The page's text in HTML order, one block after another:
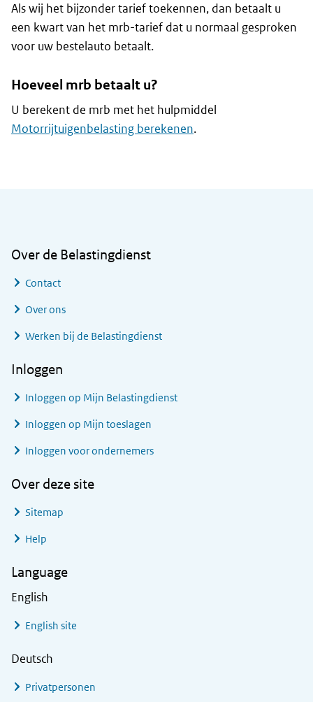
Als wij het bijzonder tarief toekennen, dan betaalt u
een kwart van het mrb-tarief dat u normaal gesproken
voor uw bestelauto betaalt.
Hoeveel mrb betaalt u?
U berekent de mrb met het hulpmiddel
Motorrijtuigenbelasting berekenen.
Over de Belastingdienst
Contact
Over ons
Werken bij de Belastingdienst
Inloggen
Inloggen op Mijn Belastingdienst
Inloggen op Mijn toeslagen
Inloggen voor ondernemers
Over deze site
Sitemap
Help
Language
English
English site
Deutsch
Privatpersonen